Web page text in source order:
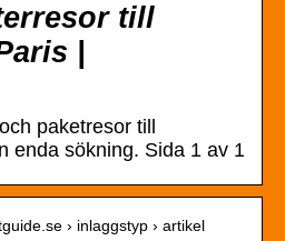
till
|
paketresor till
enda sökning. Sida 1 av 1
› inlaggstyp › artikel